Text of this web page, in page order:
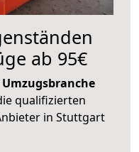
ab 95€
qualifizierten
in Stuttgart